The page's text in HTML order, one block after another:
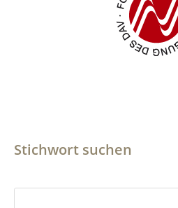
Stichwort suchen